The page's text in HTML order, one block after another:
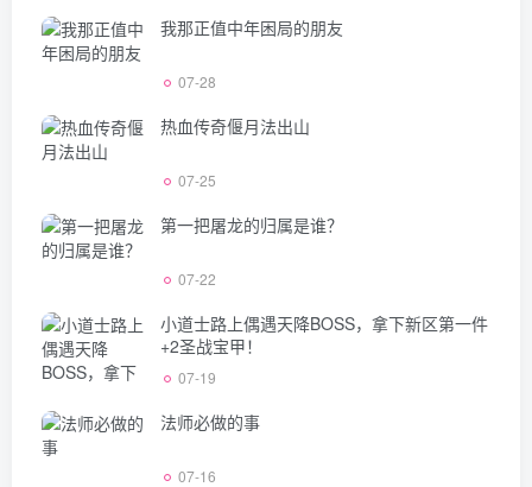
我那正值中年困局的朋友
07-28
热血传奇偃月法出山
07-25
第一把屠龙的归属是谁？
07-22
小道士路上偶遇天降BOSS，拿下新区第一件
+2圣战宝甲！
07-19
法师必做的事
07-16